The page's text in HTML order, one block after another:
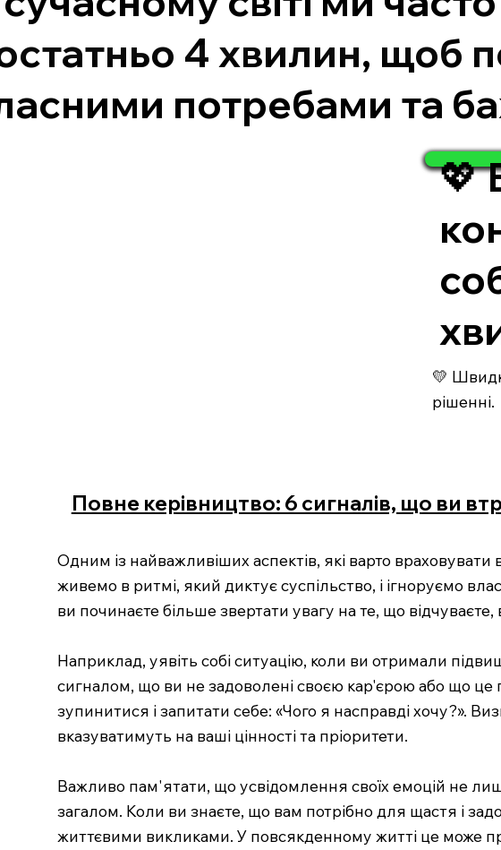
4 хвилин, щоб
потребами та
💖
💛
рішенні.
Повне керівництво: 6 сигналів, що ви
Одним із найважливіших аспектів, які варто
живемо в ритмі, який диктує суспільство, і ігноруємо
ви починаєте більше звертати увагу на те, що
Наприклад, уявіть собі ситуацію, коли ви отримали
сигналом, що ви не задоволені своєю кар'єрою або що
зупинитися і запитати себе: «Чого я насправді хочу?».
вказуватимуть на ваші цінності та пріоритети.
Важливо пам'ятати, що усвідомлення своїх емоцій не
загалом. Коли ви знаєте, що вам потрібно для щастя і
життєвими викликами. У повсякденному житті це може